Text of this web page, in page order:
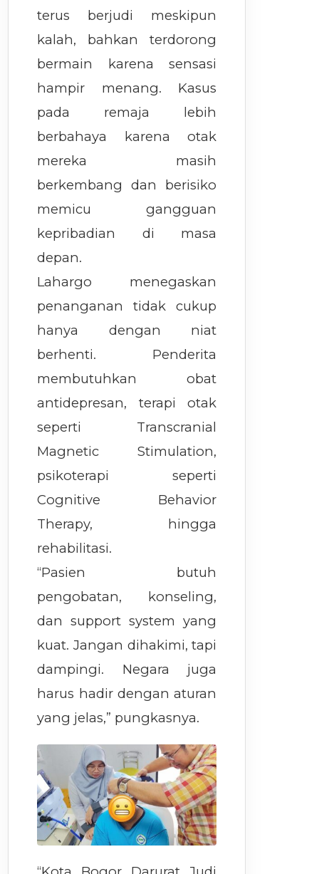
terus berjudi meskipun
kalah, bahkan terdorong
bermain karena sensasi
hampir menang. Kasus
pada remaja lebih
berbahaya karena otak
mereka masih
berkembang dan berisiko
memicu gangguan
kepribadian di masa
depan.
Lahargo menegaskan
penanganan tidak cukup
hanya dengan niat
berhenti. Penderita
membutuhkan obat
antidepresan, terapi otak
seperti Transcranial
Magnetic Stimulation,
psikoterapi seperti
Cognitive Behavior
Therapy, hingga
rehabilitasi.
“Pasien butuh
pengobatan, konseling,
dan support system yang
kuat. Jangan dihakimi, tapi
dampingi. Negara juga
harus hadir dengan aturan
yang jelas,” pungkasnya.